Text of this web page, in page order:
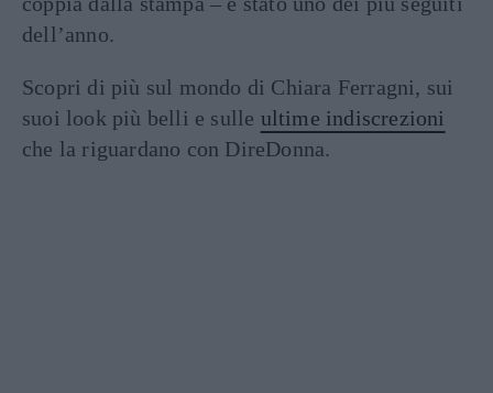
dell’anno.
Scopri di più sul mondo di Chiara Ferragni, sui
suoi look più belli e sulle ultime indiscrezioni
che la riguardano con DireDonna.